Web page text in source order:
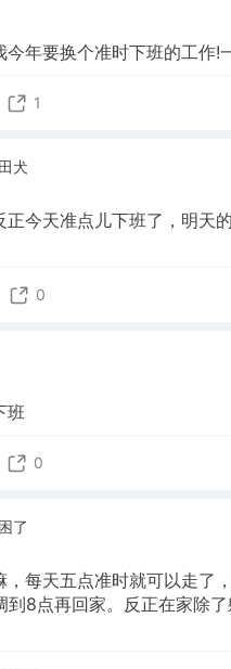
今年要换个准时下班的工作!
1
犬
正今天准点儿下班了，明天
0
班
0
了
，每天五点准时就可以走了
到8点再回家。反正在家除